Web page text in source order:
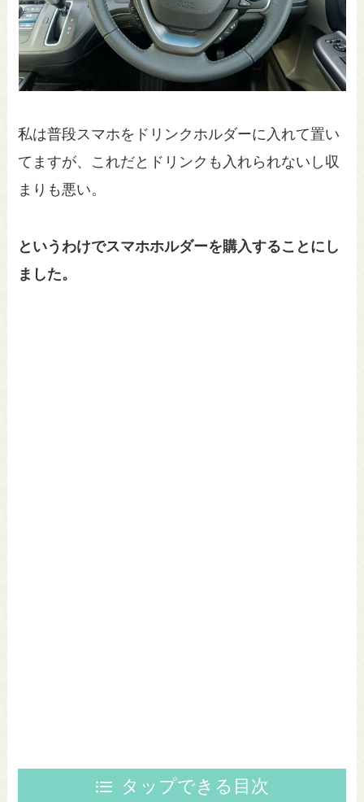
私は普段スマホをドリンクホルダーに入れて置い
てますが、これだとドリンクも入れられないし収
まりも悪い。
というわけでスマホホルダーを購入することにし
ました。
タップできる目次